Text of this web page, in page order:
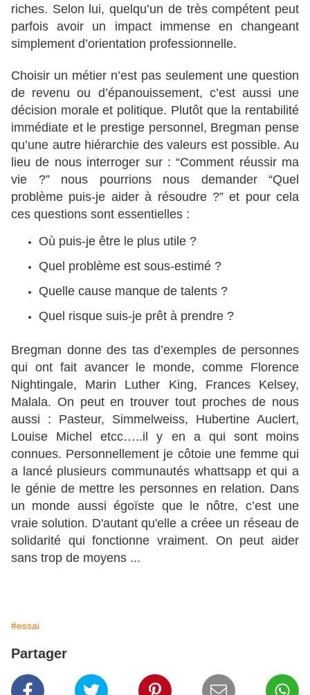
riches. Selon lui, quelqu’un de très compétent peut
parfois avoir un impact immense en changeant
simplement d’orientation professionnelle.
Choisir un métier n’est pas seulement une question
de revenu ou d’épanouissement, c’est aussi une
décision morale et politique. Plutôt que la rentabilité
immédiate et le prestige personnel, Bregman pense
qu’une autre hiérarchie des valeurs est possible. Au
lieu de nous interroger sur : “Comment réussir ma
vie ?” nous pourrions nous demander “Quel
problème puis-je aider à résoudre ?” et pour cela
ces questions sont essentielles :
Où puis-je être le plus utile ?
Quel problème est sous-estimé ?
Quelle cause manque de talents ?
Quel risque suis-je prêt à prendre ?
Bregman donne des tas d’exemples de personnes
qui ont fait avancer le monde, comme Florence
Nightingale, Marin Luther King, Frances Kelsey,
Malala. On peut en trouver tout proches de nous
aussi : Pasteur, Simmelweiss, Hubertine Auclert,
Louise Michel etcc…..il y en a qui sont moins
connues. Personnellement je côtoie une femme qui
a lancé plusieurs communautés whattsapp et qui a
le génie de mettre les personnes en relation. Dans
un monde aussi égoïste que le nôtre, c’est une
vraie solution. D'autant qu'elle a créee un réseau de
solidarité qui fonctionne vraiment. On peut aider
sans trop de moyens ...
#essai
Partager